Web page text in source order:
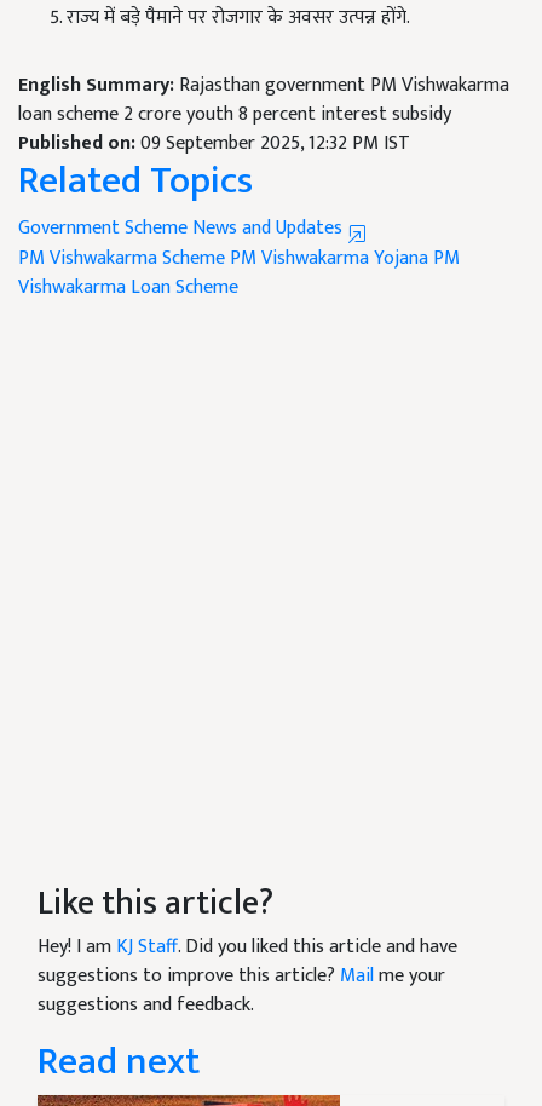
राज्य में बड़े पैमाने पर रोजगार के अवसर उत्पन्न होंगे.
English Summary:Rajasthan government PM Vishwakarma
loan scheme 2 crore youth 8 percent interest subsidy
Published on:09 September 2025, 12:32 PM IST
Related Topics
Government Scheme News and Updates
PM Vishwakarma SchemePM Vishwakarma YojanaPM
Vishwakarma Loan Scheme
Like this article?
Hey! I amKJ Staff. Did you liked this article and have
suggestions to improve this article? Mailme your
suggestions and feedback.
Read next